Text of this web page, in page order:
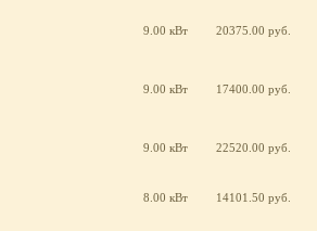
9.00 кВт 20375.00 руб.
9.00 кВт 17400.00 руб.
9.00 кВт 22520.00 руб.
8.00 кВт 14101.50 руб.